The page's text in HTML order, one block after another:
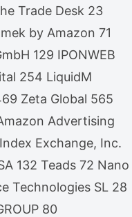
Trade Desk 23
by Amazon 71
129 IPONWEB
254 LiquidM
Zeta Global 565
Advertising
Exchange, Inc.
132 Teads 72 Nano
Technologies SL 28
80